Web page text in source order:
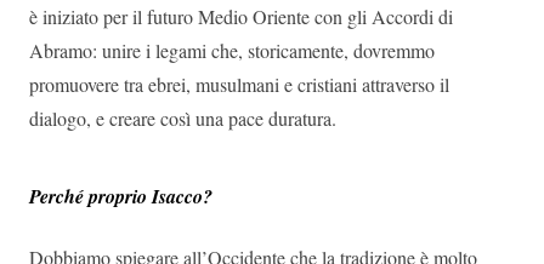
è iniziato per il futuro Medio Oriente con gli Accordi di
Abramo: unire i legami che, storicamente, dovremmo
promuovere tra ebrei, musulmani e cristiani attraverso il
dialogo, e creare così una pace duratura.
Perché proprio Isacco?
Dobbiamo spiegare all’Occidente che la tradizione è molto